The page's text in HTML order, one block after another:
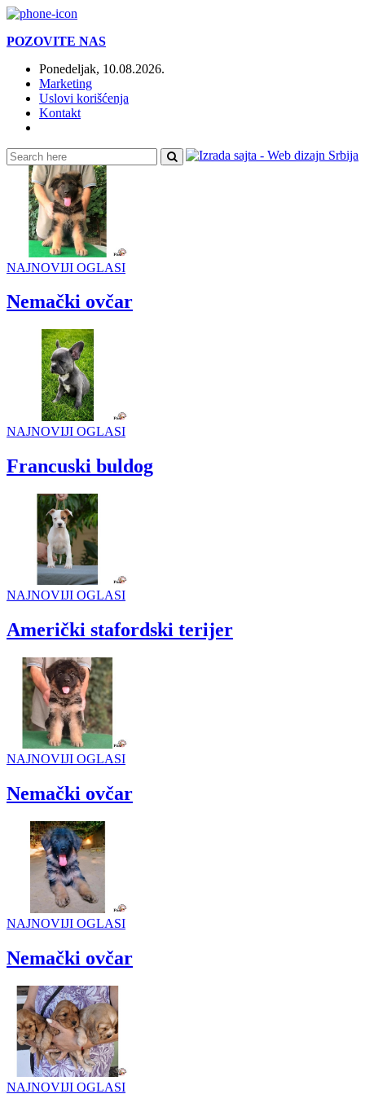
POZOVITE NAS
Ponedeljak, 10.08.2026.
Marketing
Uslovi korišćenja
Kontakt
NAJNOVIJI OGLASI
Nemački ovčar
NAJNOVIJI OGLASI
Francuski buldog
NAJNOVIJI OGLASI
Američki stafordski terijer
NAJNOVIJI OGLASI
Nemački ovčar
NAJNOVIJI OGLASI
Nemački ovčar
NAJNOVIJI OGLASI